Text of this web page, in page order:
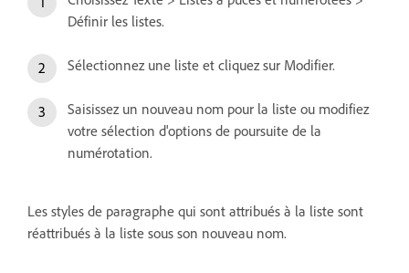
Définir les listes.
Sélectionnez une liste et cliquez sur Modifier.
Saisissez un nouveau nom pour la liste ou modifiez
votre sélection d'options de poursuite de la
numérotation.
Les styles de paragraphe qui sont attribués à la liste sont
réattribués à la liste sous son nouveau nom.